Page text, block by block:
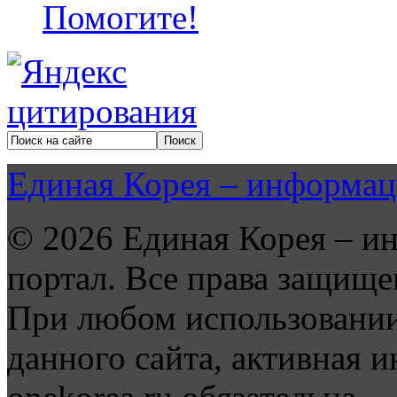
Помогите!
Единая Корея –
© 2026 Единая Корея –
портал. Все права
При любом
данного сайта, активная